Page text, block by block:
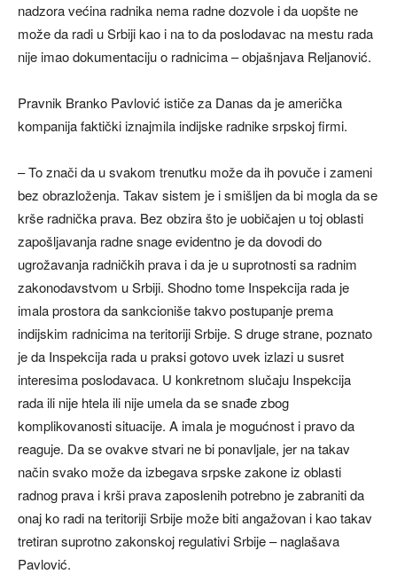
nadzora većina radnika nema radne dozvole i da uopšte ne
može da radi u Srbiji kao i na to da poslodavac na mestu rada
nije imao dokumentaciju o radnicima – objašnjava Reljanović.
Pravnik Branko Pavlović ističe za Danas da je američka
kompanija faktički iznajmila indijske radnike srpskoj firmi.
– To znači da u svakom trenutku može da ih povuče i zameni
bez obrazloženja. Takav sistem je i smišljen da bi mogla da se
krše radnička prava. Bez obzira što je uobičajen u toj oblasti
zapošljavanja radne snage evidentno je da dovodi do
ugrožavanja radničkih prava i da je u suprotnosti sa radnim
zakonodavstvom u Srbiji. Shodno tome Inspekcija rada je
imala prostora da sankcioniše takvo postupanje prema
indijskim radnicima na teritoriji Srbije. S druge strane, poznato
je da Inspekcija rada u praksi gotovo uvek izlazi u susret
interesima poslodavaca. U konkretnom slučaju Inspekcija
rada ili nije htela ili nije umela da se snađe zbog
komplikovanosti situacije. A imala je mogućnost i pravo da
reaguje. Da se ovakve stvari ne bi ponavljale, jer na takav
način svako može da izbegava srpske zakone iz oblasti
radnog prava i krši prava zaposlenih potrebno je zabraniti da
onaj ko radi na teritoriji Srbije može biti angažovan i kao takav
tretiran suprotno zakonskoj regulativi Srbije – naglašava
Pavlović.